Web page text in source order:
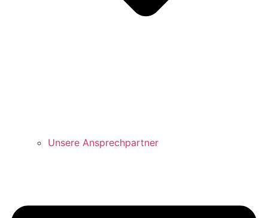
Unsere Ansprechpartner